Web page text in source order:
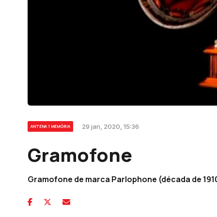
ANTENA 1 MEMÓRIA 29 jan, 2020, 15:36
Gramofone
Gramofone de marca Parlophone (década de